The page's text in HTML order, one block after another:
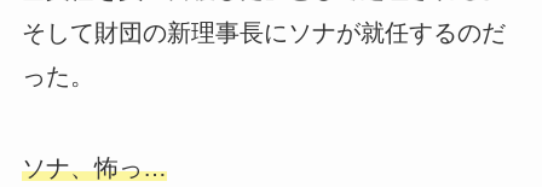
そして財団の新理事長にソナが就任するのだ
った。
ソナ、怖っ…